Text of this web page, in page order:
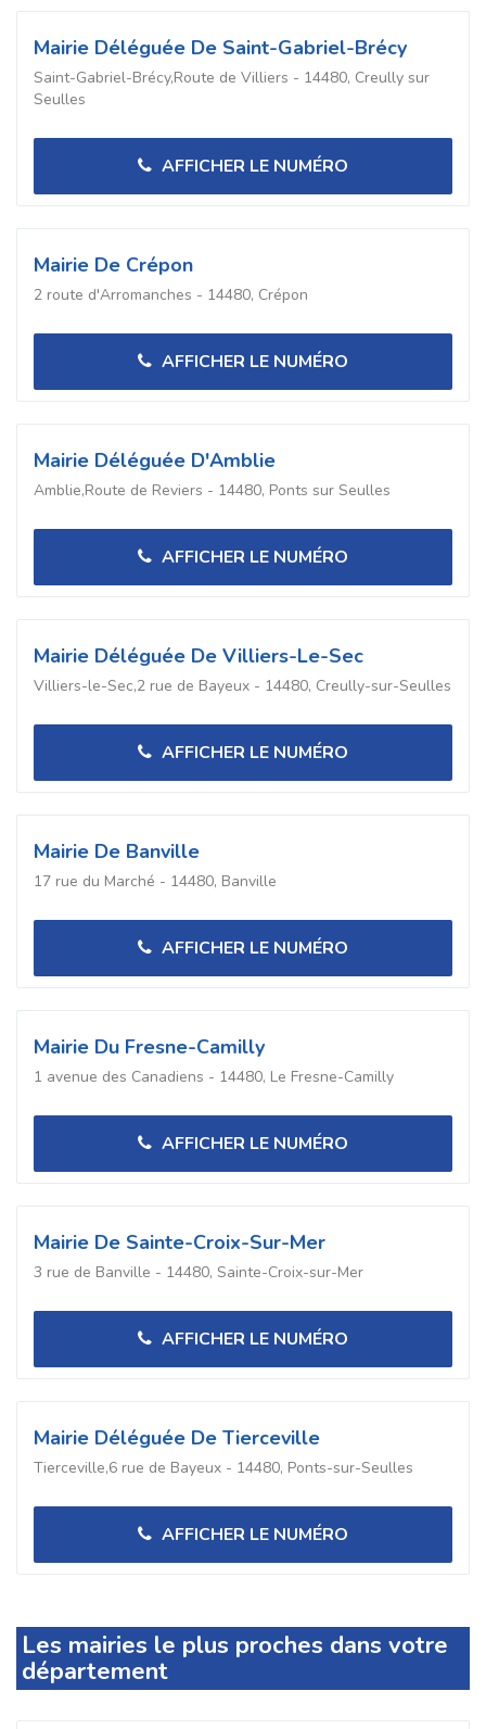
Mairie Déléguée De Saint-Gabriel-Brécy
Saint-Gabriel-Brécy,Route de Villiers - 14480, Creully sur
Seulles
AFFICHER LE NUMÉRO
Mairie De Crépon
2 route d'Arromanches - 14480, Crépon
AFFICHER LE NUMÉRO
Mairie Déléguée D'Amblie
Amblie,Route de Reviers - 14480, Ponts sur Seulles
AFFICHER LE NUMÉRO
Mairie Déléguée De Villiers-Le-Sec
Villiers-le-Sec,2 rue de Bayeux - 14480, Creully-sur-Seulles
AFFICHER LE NUMÉRO
Mairie De Banville
17 rue du Marché - 14480, Banville
AFFICHER LE NUMÉRO
Mairie Du Fresne-Camilly
1 avenue des Canadiens - 14480, Le Fresne-Camilly
AFFICHER LE NUMÉRO
Mairie De Sainte-Croix-Sur-Mer
3 rue de Banville - 14480, Sainte-Croix-sur-Mer
AFFICHER LE NUMÉRO
Mairie Déléguée De Tierceville
Tierceville,6 rue de Bayeux - 14480, Ponts-sur-Seulles
AFFICHER LE NUMÉRO
Les mairies le plus proches dans votre
département